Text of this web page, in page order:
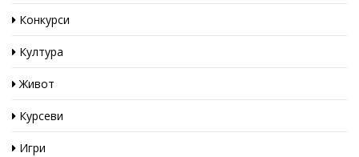
Конкурси
Култура
Живот
Курсеви
Игри